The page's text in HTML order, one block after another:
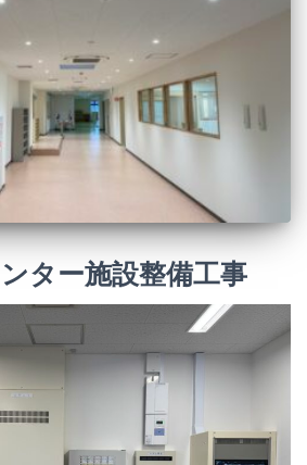
ター施設整備工事